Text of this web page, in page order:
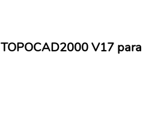
TOPOCAD2000 V17